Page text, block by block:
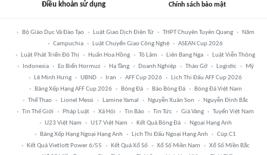
Điều khoản sử dụng Chính sách bảo mật
Bộ Giáo Dục Và Đào Tạo Luật Giao Dịch Điện Tử THPT Chuyên Tuyên Quang
Năm
Campuchia
Luật Chuyển Giao Công Nghệ
ASEAN Cup 2026
Luật Phát Triển Đô Thị
Huấn Hoa Hồng Tô Lâm Liên Bang Nga
Luật Viễn Thông
Indonesia
Eo Biển Hormuz Hạ Tầng Doanh Nghiệp Tháo Gỡ Logistic
Mỹ
Lê Minh Hưng
UBND Iran AFF Cup 2026
Lịch Thi Đấu AFF Cup 2026
Bảng Xếp Hạng AFF Cup 2026
Bóng Đá Báo Bóng Đá
Bóng Đá Việt Nam
Thể Thao
Lionel Messi Lamine Yamal Nguyễn Xuân Son
Nguyễn Đình Bắc
Tin Thế Giới
Pháp Luật Xã Hội Tin Bão Tin Tức Giá Vàng
Tuyển Việt Nam
U23 Việt Nam
U17 Việt Nam Kết Quả Bóng Đá
Ngoại Hạng Anh
Bảng Xếp Hạng Ngoại Hạng Anh
Lịch Thi Đấu Ngoại Hạng Anh
Cúp C1
Kết Quả Vietlott Power 6/55
Kết Quả Xổ Số Xổ Số Miền Nam
Xổ Số Miền Bắc